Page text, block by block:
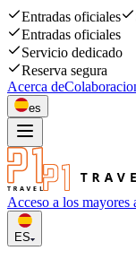
Entradas oficiales
Entradas oficiales
Servicio dedicado
Reserva segura
Acerca de
es
Acceso a los mayores
ES